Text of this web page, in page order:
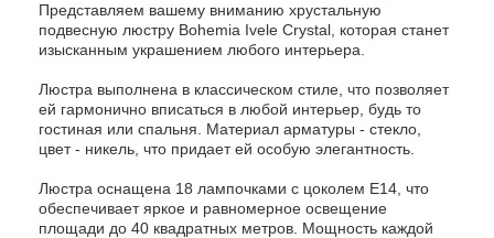
Представляем вашему вниманию хрустальную
подвесную люстру Bohemia Ivele Crystal, которая станет
изысканным украшением любого интерьера.
Люстра выполнена в классическом стиле, что позволяет
ей гармонично вписаться в любой интерьер, будь то
гостиная или спальня. Материал арматуры - стекло,
цвет - никель, что придает ей особую элегантность.
Люстра оснащена 18 лампочками с цоколем E14, что
обеспечивает яркое и равномерное освещение
площади до 40 квадратных метров. Мощность каждой